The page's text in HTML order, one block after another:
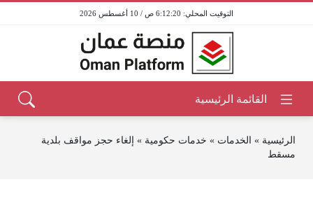
6:12:20 ص / 10 أغسطس 2026
الرئيسية » الخدمات » خدمات حكومية » إلغاء حجز مواقف بلدية
مسقط